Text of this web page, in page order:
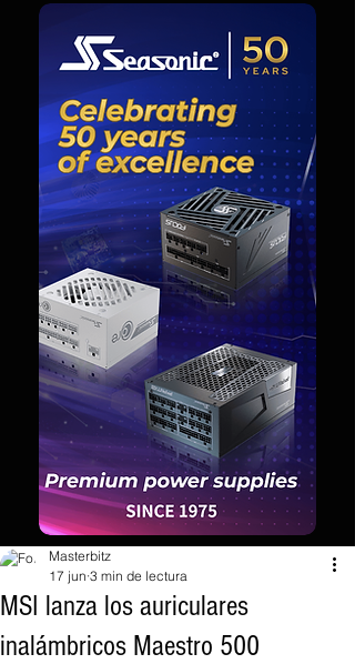
MSI lanza los auriculares
inalámbricos Maestro 500
Masterbitz
17 jun 3 min de lectura